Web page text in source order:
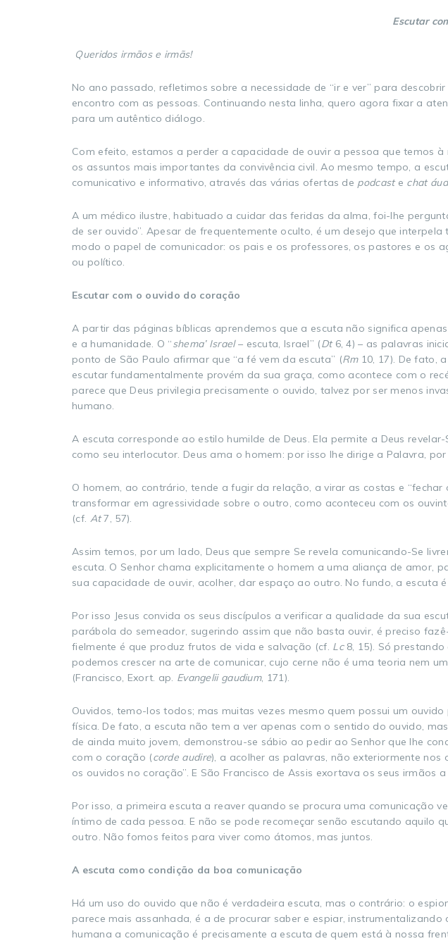
Escutar
Queridos irmãos e irmãs!
No ano passado, refletimos sobre a necessidade de “ir e ver” para
encontro com as pessoas. Continuando nesta linha, quero agora fixar a
para um autêntico diálogo.
Com efeito, estamos a perder a capacidade de ouvir a pessoa que temos
os assuntos mais importantes da convivência civil. Ao mesmo tempo, a
comunicativo e informativo, através das várias ofertas de podcaste chat
A um médico ilustre, habituado a cuidar das feridas da alma, foi-lhe
de ser ouvido”. Apesar de frequentemente oculto, é um desejo que
modo o papel de comunicador: os pais e os professores, os pastores e os
ou político.
Escutar com o ouvido do coração
A partir das páginas bíblicas aprendemos que a escuta não significa
e a humanidade. O “shema’ Israel– escuta, Israel” (Dt6, 4) – as palavras
ponto de São Paulo afirmar que “a fé vem da escuta” (Rm 10, 17). De fato,
escutar fundamentalmente provém da sua graça, como acontece com o
parece que Deus privilegia precisamente o ouvido, talvez por ser menos
humano.
A escuta corresponde ao estilo humilde de Deus. Ela permite a Deus
como seu interlocutor. Deus ama o homem: por isso lhe dirige a Palavra,
O homem, ao contrário, tende a fugir da relação, a virar as costas e
transformar em agressividade sobre o outro, como aconteceu com os
(cf. At7, 57).
Assim temos, por um lado, Deus que sempre Se revela comunicando-Se
escuta. O Senhor chama explicitamente o homem a uma aliança de amor,
sua capacidade de ouvir, acolher, dar espaço ao outro. No fundo, a escuta
Por isso Jesus convida os seus discípulos a verificar a qualidade da sua
parábola do semeador, sugerindo assim que não basta ouvir, é preciso
fielmente é que produz frutos de vida e salvação (cf. Lc8, 15). Só prestando
podemos crescer na arte de comunicar, cujo cerne não é uma teoria nem
(Francisco, Exort. ap. Evangelii gaudium, 171).
Ouvidos, temo-los todos; mas muitas vezes mesmo quem possui um
física. De fato, a escuta não tem a ver apenas com o sentido do ouvido,
de ainda muito jovem, demonstrou-se sábio ao pedir ao Senhor que lhe
com o coração (corde audire), a acolher as palavras, não exteriormente nos
os ouvidos no coração”. E São Francisco de Assis exortava os seus irmãos
Por isso, a primeira escuta a reaver quando se procura uma comunicação
íntimo de cada pessoa. E não se pode recomeçar senão escutando aquilo
outro. Não fomos feitos para viver como átomos, mas juntos.
A escuta como condição da boa comunicação
Há um uso do ouvido que não é verdadeira escuta, mas o contrário: o
parece mais assanhada, é a de procurar saber e espiar,
humana a comunicação é precisamente a escuta de quem está à nossa